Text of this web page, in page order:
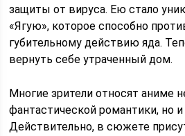
защиты от вируса. Ею стало
«Ягую», которое способно
губительному действию яда.
вернуть себе утраченный дом.
Многие зрители относят аниме
фантастической романтики, но
Действительно, в сюжете